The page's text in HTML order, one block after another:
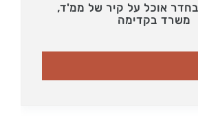
בחדר אוכל על קיר של ממ'ד,
משרד בקדימה